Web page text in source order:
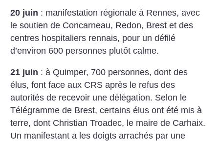
20 juin : manifestation régionale à Rennes, avec
le soutien de Concarneau, Redon, Brest et des
centres hospitaliers rennais, pour un défilé
d’environ 600 personnes plutôt calme.
21 juin : à Quimper, 700 personnes, dont des
élus, font face aux CRS après le refus des
autorités de recevoir une délégation. Selon le
Télégramme de Brest, certains élus ont été mis à
terre, dont Christian Troadec, le maire de Carhaix.
Un manifestant a les doigts arrachés par une